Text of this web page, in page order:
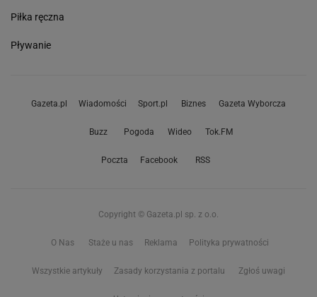
Piłka ręczna
Pływanie
Gazeta.pl Wiadomości Sport.pl Biznes Gazeta Wyborcza
Buzz Pogoda Wideo Tok.FM
Poczta Facebook RSS
Copyright © Gazeta.pl sp. z o.o.
O Nas Staże u nas Reklama Polityka prywatności
Wszystkie artykuły Zasady korzystania z portalu Zgłoś uwagi